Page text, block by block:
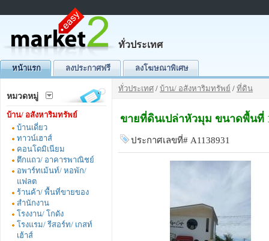
ทั่วประเทศ
หน้าแรก ลงประกาศฟรี ลงโฆษณาพิเศษ
หมวดหมู่
บ้าน/ อสังหาริมทรัพย์
บ้านเดี่ยว
ทาวน์เฮาส์
คอนโดมิเนียม
ตึกแถว/ อาคารพาณิชย์
อพาร์ทเม้นท์/ หอพัก/
แฟลต
ร้านค้า/ พื้นที่ขายของ
สำนักงาน
โรงงาน/ โกดัง
โรงแรม/ รีสอร์ท/ เกสท์
เฮ้าส์
ทั่วประเทศ / บ้าน/ อสังหาริมทรัพย์ / ที่ดิน
ขายที่ดินเปล่าหัวมุม ขนาดพื้นที่
ประกาศเลขที่# A1138931